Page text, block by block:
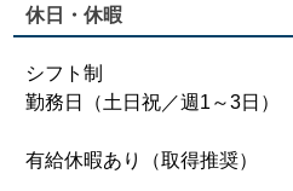
休日・休暇
シフト制
勤務日（土日祝／週1～3日）
有給休暇あり（取得推奨）